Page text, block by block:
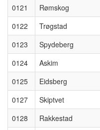
0121
Rømskog
0122
Trøgstad
0123
Spydeberg
0124
Askim
0125
Eidsberg
0127
Skiptvet
0128
Rakkestad